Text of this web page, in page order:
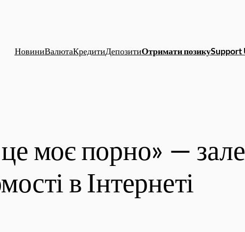
НовиниВалютаКредитиДепозитиОтримати позикуSupport
моє порно» —
в Інтернеті